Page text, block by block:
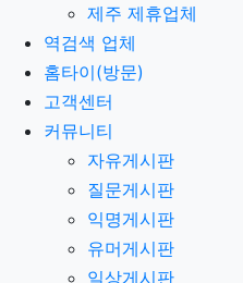
제주 제휴업체
역검색 업체
홈타이(방문)
고객센터
커뮤니티
자유게시판
질문게시판
익명게시판
유머게시판
일상게시판